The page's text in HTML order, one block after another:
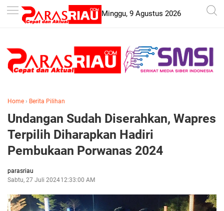
-->
Minggu, 9 Agustus 2026
Home › Berita Pilihan
Undangan Sudah Diserahkan, Wapres
Terpilih Diharapkan Hadiri
Pembukaan Porwanas 2024
parasriau
Sabtu, 27 Juli 202412:33:00 AM